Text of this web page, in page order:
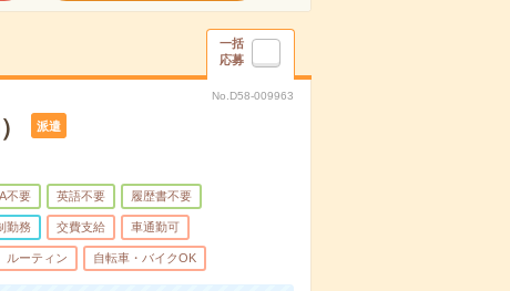
一括
応募
No.D58-009963
派遣
不要 英語不要 履歴書不要
勤務 交費支給 車通勤可
ルーティン 自転車・バイクOK